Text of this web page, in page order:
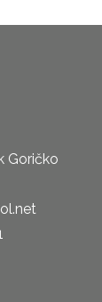
Goričko